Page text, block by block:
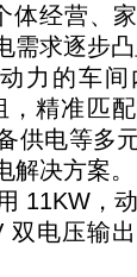
体经营、
求逐步凸
力的车
，精准匹
供电等多
决方案。
11KW，
双电压输